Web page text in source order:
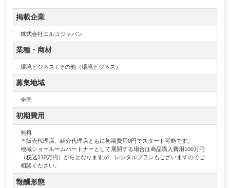
掲載企業
株式会社エルゴジャパン
業種・商材
環境ビジネス / その他（環境ビジネス）
募集地域
全国
初期費用
無料
＊販売代理店、紹介代理店ともに初期費用0円でスタート可能です。
地域ショールームパートナーとして展開する場合は商品購入費用100万円
（税込110万円）からとなりますが、レンタルプランもございますのでご
相談ください。
報酬形態